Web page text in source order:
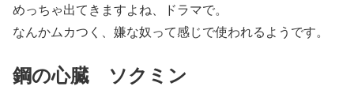
めっちゃ出てきますよね、ドラマで。
なんかムカつく、嫌な奴って感じで使われるようです。
鋼の心臓 ソクミン